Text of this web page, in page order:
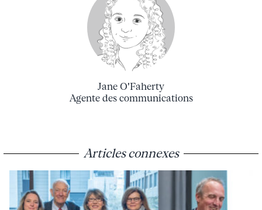
Jane O'Faherty
Agente des communications
Articles connexes